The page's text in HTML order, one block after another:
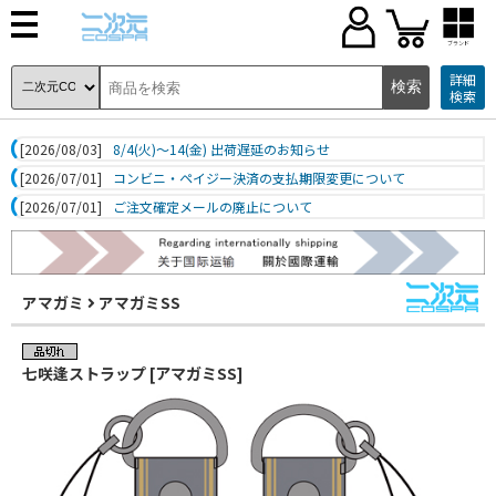
ブランド
詳細
検索
[2026/08/03]
8/4(火)～14(金) 出荷遅延のお知らせ
[2026/07/01]
コンビニ・ペイジー決済の支払期限変更について
[2026/07/01]
ご注文確定メールの廃止について
アマガミ アマガミSS
七咲逢ストラップ [アマガミSS]